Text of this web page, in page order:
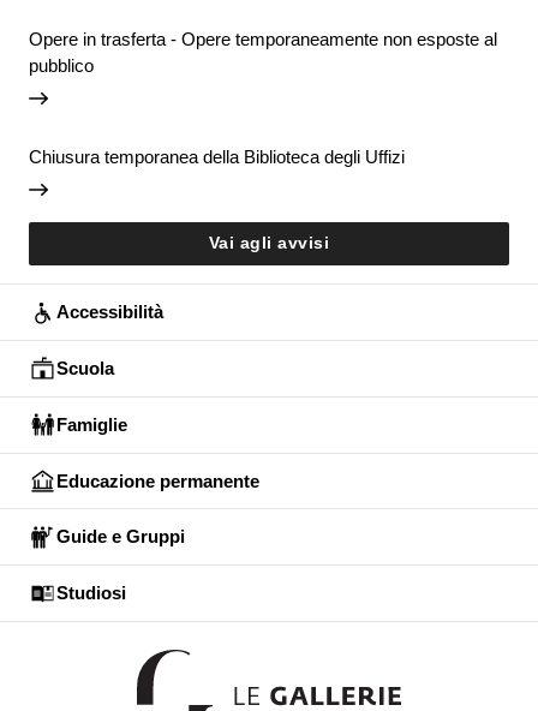
Opere in trasferta - Opere temporaneamente non esposte al
pubblico
Chiusura temporanea della Biblioteca degli Uffizi
Vai agli avvisi
Accessibilità
Scuola
Famiglie
Educazione permanente
Guide e Gruppi
Studiosi